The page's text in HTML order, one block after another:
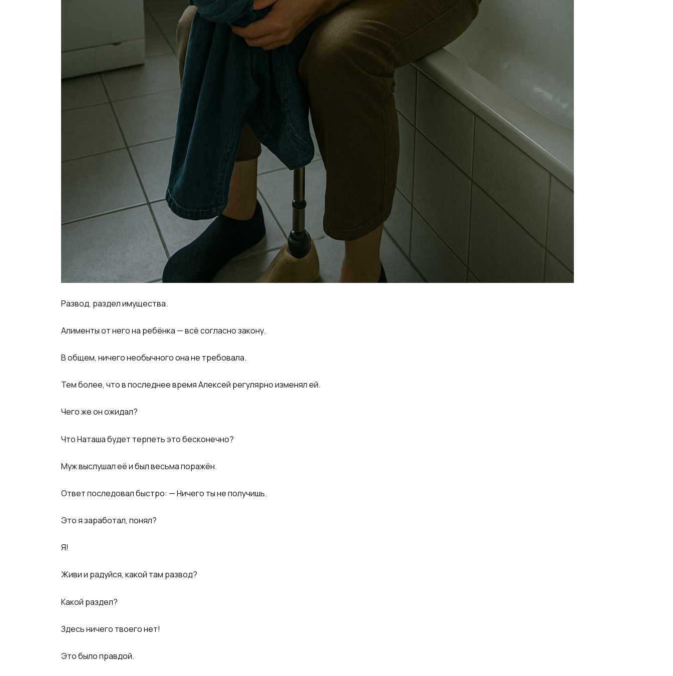
Развод, раздел имущества.
Алименты от него на ребёнка — всё согласно закону.
В общем, ничего необычного она не требовала.
Тем более, что в последнее время Алексей регулярно изменял ей.
Чего же он ожидал?
Что Наташа будет терпеть это бесконечно?
Муж выслушал её и был весьма поражён.
Ответ последовал быстро: — Ничего ты не получишь.
Это я заработал, понял?
Я!
Живи и радуйся, какой там развод?
Какой раздел?
Здесь ничего твоего нет!
Это было правдой.